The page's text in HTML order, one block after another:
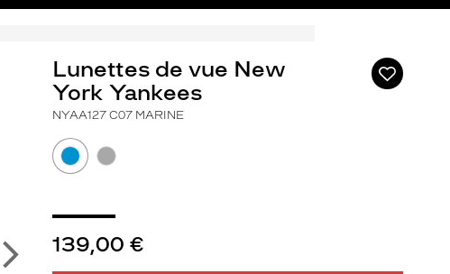
Ajouter
à
Suivant
Lunettes de vue New
York Yankees
NYAA127 C07 MARINE
139,00 €